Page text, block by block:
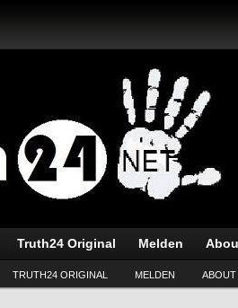
Truth24 Original Melden
TRUTH24 ORIGINAL MELDEN ABOUT